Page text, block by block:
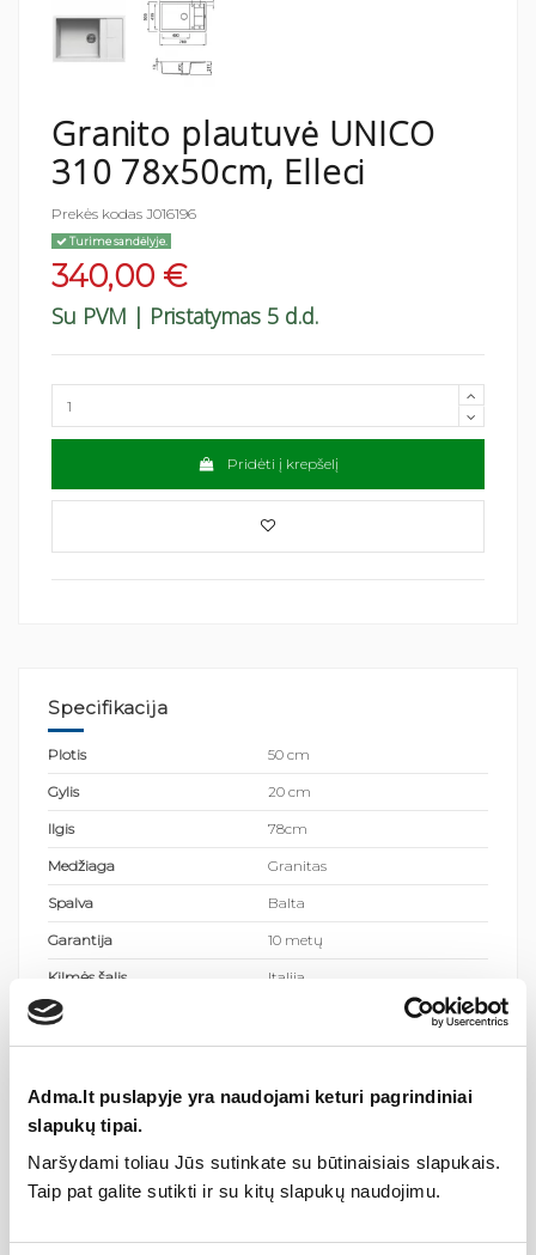
Adma.lt puslapyje yra naudojami keturi pagrindiniai
slapukų tipai.
Naršydami toliau Jūs sutinkate su būtinaisiais slapukais.
Taip pat galite sutikti ir su kitų slapukų naudojimu.
Granito plautuvė UNICO
310 78x50cm, Elleci
Prekės kodas J016196
Turime sandėlyje.
340,00 €
Su PVM | Pristatymas 5 d.d.
Pridėti į krepšelį
Specifikacija
Plotis 50 cm
Gylis 20 cm
Ilgis 78cm
Medžiaga Granitas
Spalva Balta
Garantija 10 metų
Kilmės šalis Italija
Aprašymas
Granito plautuvė UNICO 310 78x50cm, baltos